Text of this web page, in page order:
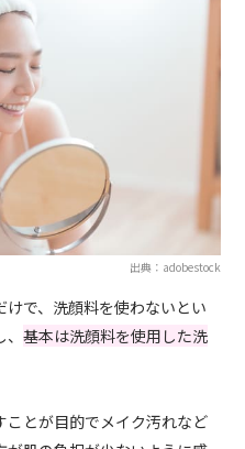
出典：adobestock
で、洗顔料を使わないとい
、基本は洗顔料を使用した洗
とが目的でメイク汚れなど